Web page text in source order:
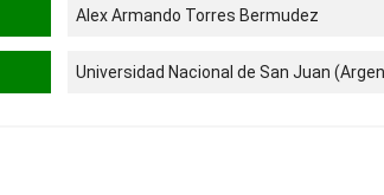
Alex Armando Torres Bermudez
Universidad Nacional de San Juan